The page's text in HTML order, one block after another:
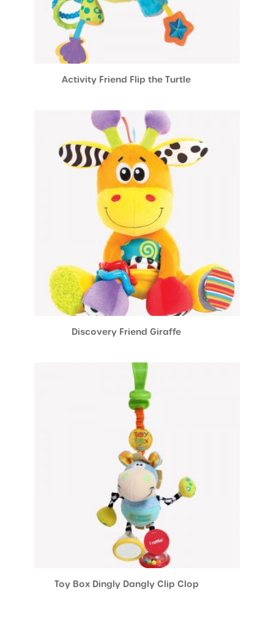
Activity Friend Flip the Turtle
Discovery Friend Giraffe
Toy Box Dingly Dangly Clip Clop